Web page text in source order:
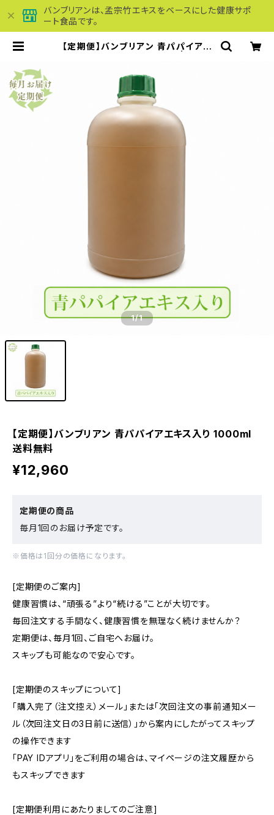
バンブリアンは、孟宗竹エキスをベースにした健康サポ
ート食品です。
【定期便】バンブリアン 青パパイアエ
1/1
【定期便】バンブリアン 青パパイアエキス入り 1000ml
送料無料
¥12,960
定期便の商品
毎月1回のお届け予定です。
※価格は1回分の価格になります。
[定期便のご案内]
健康習慣は、“頑張る”より“続ける”ことが大切です。
毎回注文する手間なく、健康習慣を無理なく続けませんか？
定期便は、毎月1回、ご自宅へお届け。
スキップも可能なので安心です。
[定期便のスキップについて]
「購入完了（注文控え）メール」または「次回注文の事前通知メー
ル（次回注文日の3日前に送信）」から案内にしたがってスキップ
の操作できます
「PAY IDアプリ」をご利用の場合は、マイページの注文履歴から
もスキップできます
[定期便利用にあたりましてのご注意]